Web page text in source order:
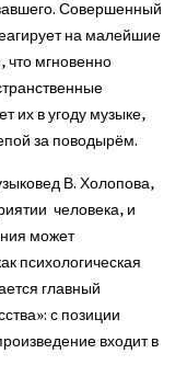
Совершенный
на малейшие
что мгновенно
их в угоду музыке,
за поводырём.
В. Холопова,
человека, и
может
психологическая
главный
с позиции
входит в